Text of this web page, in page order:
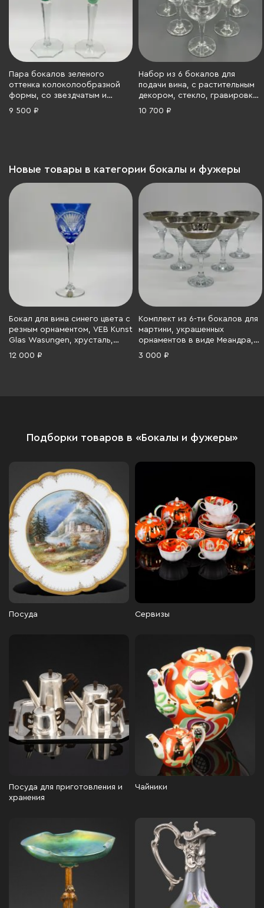
Пара бокалов зеленого
оттенка колоколообразной
формы, со звездчатым и
растительным декором, на
9 500 ₽
Набор из 6 бокалов для
подачи вина, с растительным
декором, стекло, гравировка,
Европа, 1950-1970 гг.
10 700 ₽
Новые товары в категории бокалы и фужеры
Бокал для вина синего цвета с
резным орнаментом, VEB Kunst
Glas Wasungen, хрусталь,
резьба, Германия, 1970-1990 гг.
12 000 ₽
Комплект из 6-ти бокалов для
мартини, украшенных
орнаментов в виде Меандра,
Стеклозавод «Неман», стекло,
3 000 ₽
Подборки товаров в «Бокалы и фужеры»
Посуда Сервизы
Посуда для приготовления и
хранения
Чайники